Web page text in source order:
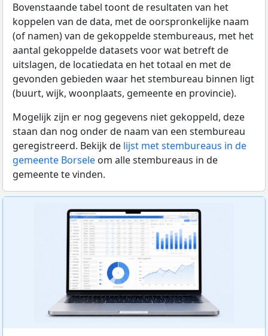
Bovenstaande tabel toont de resultaten van het
koppelen van de data, met de oorspronkelijke naam
(of namen) van de gekoppelde stembureaus, met het
aantal gekoppelde datasets voor wat betreft de
uitslagen, de locatiedata en het totaal en met de
gevonden gebieden waar het stembureau binnen ligt
(buurt, wijk, woonplaats, gemeente en provincie).
Mogelijk zijn er nog gegevens niet gekoppeld, deze
staan dan nog onder de naam van een stembureau
geregistreerd. Bekijk de lijst met stembureaus in de
gemeente Borsele om alle stembureaus in de
gemeente te vinden.